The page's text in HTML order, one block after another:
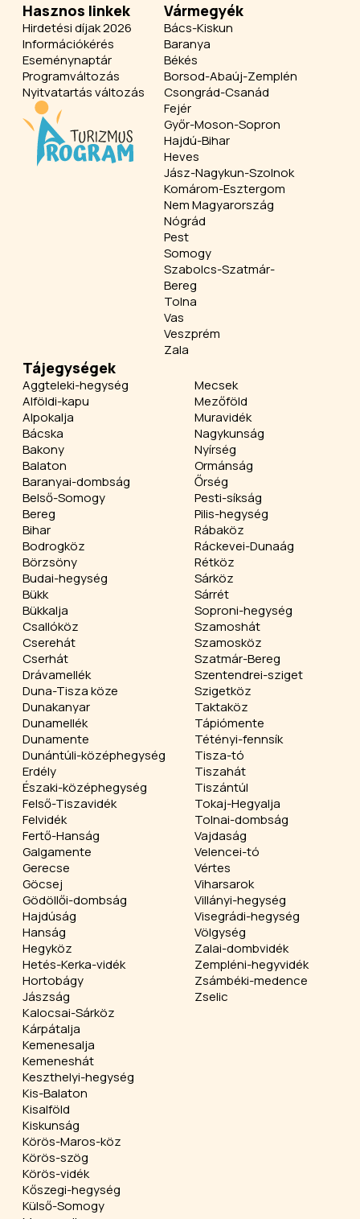
Hasznos linkek
Hirdetési díjak 2026
Információkérés
Eseménynaptár
Programváltozás
Nyitvatartás változás
Vármegyék
Bács-Kiskun
Baranya
Békés
Borsod-Abaúj-Zemplén
Csongrád-Csanád
Fejér
Győr-Moson-Sopron
Hajdú-Bihar
Heves
Jász-Nagykun-Szolnok
Komárom-Esztergom
Nem Magyarország
Nógrád
Pest
Somogy
Szabolcs-Szatmár-
Bereg
Tolna
Vas
Veszprém
Zala
Tájegységek
Aggteleki-hegység
Alföldi-kapu
Alpokalja
Bácska
Bakony
Balaton
Baranyai-dombság
Belső-Somogy
Bereg
Bihar
Bodrogköz
Börzsöny
Budai-hegység
Bükk
Bükkalja
Csallóköz
Cserehát
Cserhát
Drávamellék
Duna-Tisza köze
Dunakanyar
Dunamellék
Dunamente
Dunántúli-középhegység
Erdély
Északi-középhegység
Felső-Tiszavidék
Felvidék
Fertő-Hanság
Galgamente
Gerecse
Göcsej
Gödöllői-dombság
Hajdúság
Hanság
Hegyköz
Hetés-Kerka-vidék
Hortobágy
Jászság
Kalocsai-Sárköz
Kárpátalja
Kemenesalja
Kemeneshát
Keszthelyi-hegység
Kis-Balaton
Kisalföld
Kiskunság
Körös-Maros-köz
Körös-szög
Körös-vidék
Kőszegi-hegység
Külső-Somogy
Mecsek
Mezőföld
Muravidék
Nagykunság
Nyírség
Ormánság
Őrség
Pesti-síkság
Pilis-hegység
Rábaköz
Ráckevei-Dunaág
Rétköz
Sárköz
Sárrét
Soproni-hegység
Szamoshát
Szamosköz
Szatmár-Bereg
Szentendrei-sziget
Szigetköz
Taktaköz
Tápiómente
Tétényi-fennsík
Tisza-tó
Tiszahát
Tiszántúl
Tokaj-Hegyalja
Tolnai-dombság
Vajdaság
Velencei-tó
Vértes
Viharsarok
Villányi-hegység
Visegrádi-hegység
Völgység
Zalai-dombvidék
Zempléni-hegyvidék
Zsámbéki-medence
Zselic